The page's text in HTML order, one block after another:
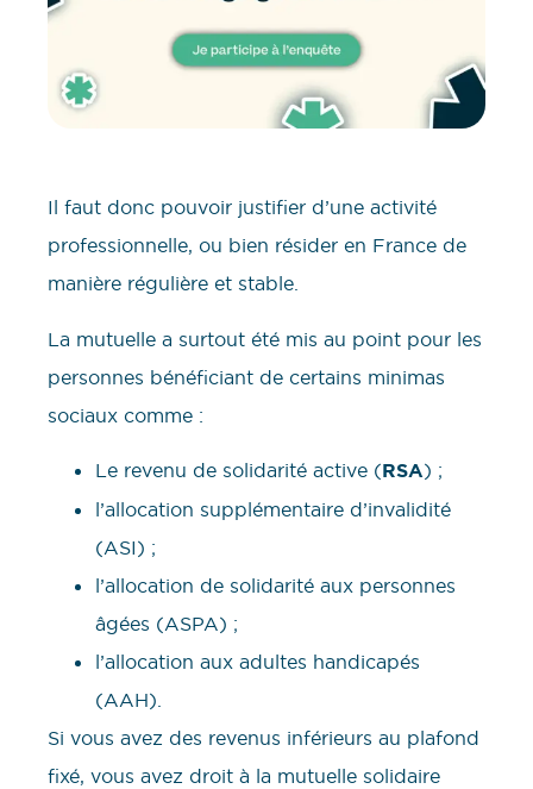
Il faut donc pouvoir justifier d’une activité
professionnelle, ou bien résider en France de
manière régulière et stable.
La mutuelle a surtout été mis au point pour les
personnes bénéficiant de certains minimas
sociaux comme :
Le revenu de solidarité active (RSA) ;
l’allocation supplémentaire d’invalidité
(ASI) ;
l’allocation de solidarité aux personnes
âgées (ASPA) ;
l’allocation aux adultes handicapés
(AAH).
Si vous avez des revenus inférieurs au plafond
fixé, vous avez droit à la mutuelle solidaire